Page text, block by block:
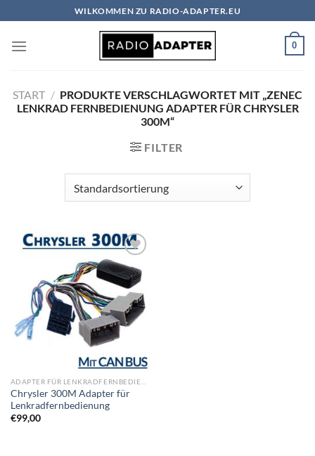
Inhalt
springen
WILKOMMEN ZU RADIO-ADAPTER.EU
0
START / PRODUKTE VERSCHLAGWORTET MIT „ZENEC
LENKRAD FERNBEDIENUNG ADAPTER FÜR CHRYSLER
300M“
FILTER
Zu
Wunschliste
hinzufügen
Chrysler 300M Adapter für
Lenkradfernbedienung
€99,00